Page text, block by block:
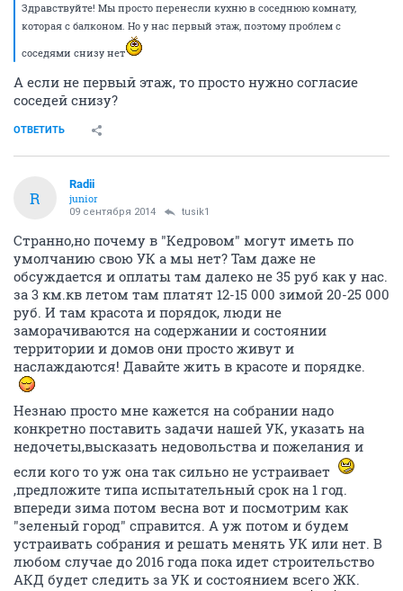
Здравствуйте! Мы просто перенесли кухню в соседнюю комнату,
которая с балконом. Но у нас первый этаж, поэтому проблем с
соседями снизу нет
А если не первый этаж, то просто нужно согласие
соседей снизу?
ОТВЕТИТЬ
R
Radii
junior
09 сентября 2014 tusik1
Странно,но почему в "Кедровом" могут иметь по
умолчанию свою УК а мы нет? Там даже не
обсуждается и оплаты там далеко не 35 руб как у нас.
за 3 км.кв летом там платят 12-15 000 зимой 20-25 000
руб. И там красота и порядок, люди не
заморачиваются на содержании и состоянии
территории и домов они просто живут и
наслаждаются! Давайте жить в красоте и порядке.
Незнаю просто мне кажется на собрании надо
конкретно поставить задачи нашей УК, указать на
недочеты,высказать недовольства и пожелания и
если кого то уж она так сильно не устраивает
,предложите типа испытательный срок на 1 год.
впереди зима потом весна вот и посмотрим как
"зеленый город" справится. А уж потом и будем
устраивать собрания и решать менять УК или нет. В
любом случае до 2016 года пока идет строительство
АКД будет следить за УК и состоянием всего ЖК.